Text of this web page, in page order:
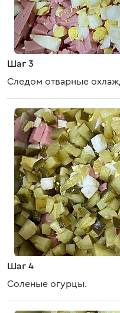
Шаг 3
Следом отварные
Шаг 4
Соленые огурцы.